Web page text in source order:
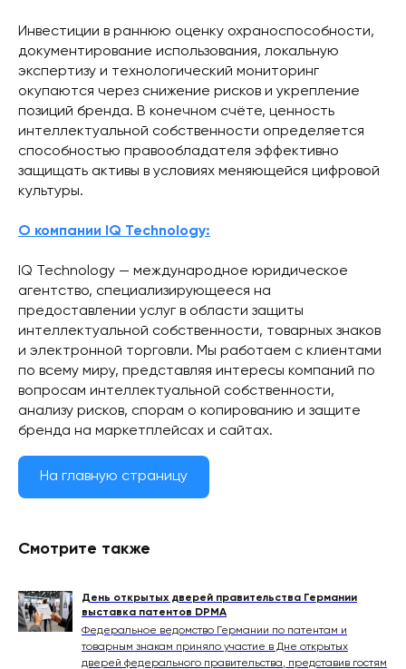
Инвестиции в раннюю оценку охраноспособности,
документирование использования, локальную
экспертизу и технологический мониторинг
окупаются через снижение рисков и укрепление
позиций бренда. В конечном счёте, ценность
интеллектуальной собственности определяется
способностью правообладателя эффективно
защищать активы в условиях меняющейся цифровой
культуры.
О компании IQ Technology:
IQ Technology — международное юридическое
агентство, специализирующееся на
предоставлении услуг в области защиты
интеллектуальной собственности, товарных знаков
и электронной торговли. Мы работаем с клиентами
по всему миру, представляя интересы компаний по
вопросам интеллектуальной собственности,
анализу рисков, спорам о копированию и защите
бренда на маркетплейсах и сайтах.
На главную страницу
Смотрите также
День открытых дверей правительства Германии
выставка патентов DPMA
Федеральное ведомство Германии по патентам и
товарным знакам приняло участие в Дне открытых
дверей федерального правительства, представив гостям